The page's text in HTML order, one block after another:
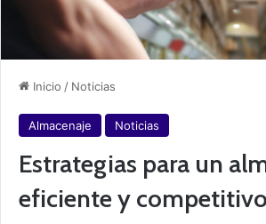
Inicio / Noticias
Almacenaje Noticias
Estrategias para un
eficiente y competitivo